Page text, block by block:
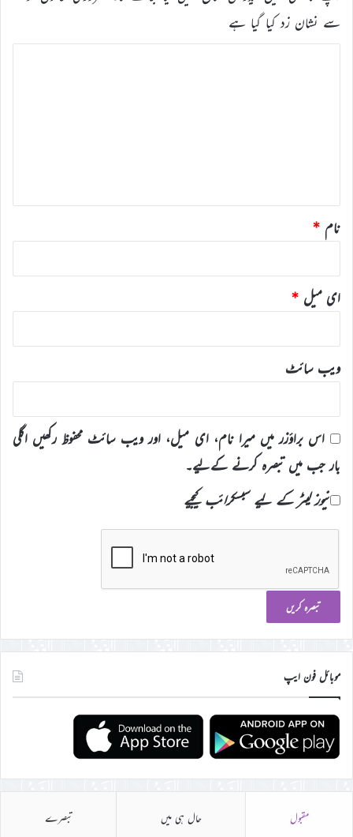
سے نشان زد کیا گیا ہے
نام *
ای میل *
ویب‌ سائٹ
اس براؤزر میں میرا نام، ای میل، اور ویب سائٹ محفوظ رکھیں اگلی
بار جب میں تبصرہ کرنے کےلیے۔
نیوز لیٹر کے لیے سبسکرائب کیجیے
موبائل فون ایپ
مقبول حال ہی میں تبصرے